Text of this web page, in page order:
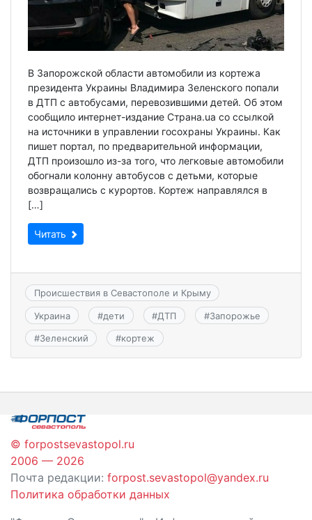
В Запорожской области автомобили из кортежа
президента Украины Владимира Зеленского попали
в ДТП с автобусами, перевозившими детей. Об этом
сообщило интернет-издание Страна.ua со ссылкой
на источники в управлении госохраны Украины. Как
пишет портал, по предварительной информации,
ДТП произошло из-за того, что легковые автомобили
обогнали колонну автобусов с детьми, которые
возвращались с курортов. Кортеж направлялся в
[…]
Читать
Происшествия в Севастополе и Крыму
Украина #дети #ДТП #Запорожье
#Зеленский #кортеж
© forpostsevastopol.ru
2006 — 2026
Почта редакции: forpost.sevastopol@yandex.ru
Политика обработки данных